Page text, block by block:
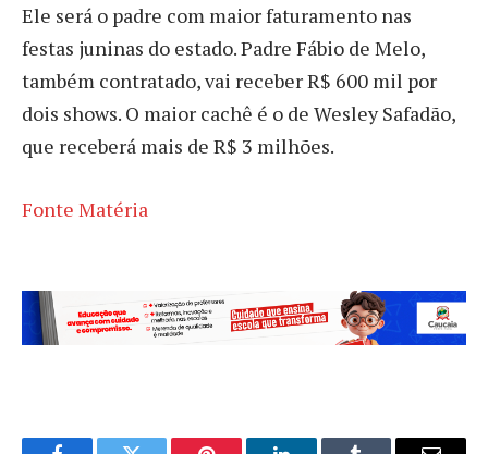
Ele será o padre com maior faturamento nas
festas juninas do estado. Padre Fábio de Melo,
também contratado, vai receber R$ 600 mil por
dois shows. O maior cachê é o de Wesley Safadão,
que receberá mais de R$ 3 milhões.
Fonte Matéria